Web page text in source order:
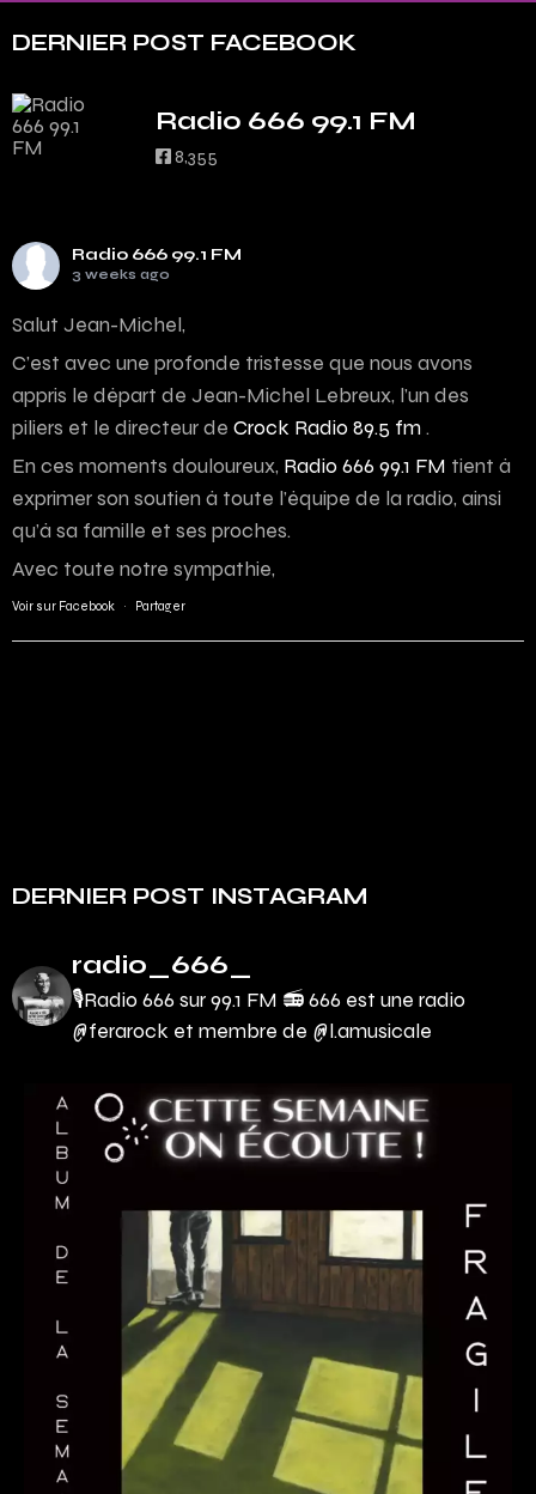
DERNIER POST FACEBOOK
Radio 666 99.1 FM
8,355
Radio 666 99.1 FM
3 weeks ago
Salut Jean-Michel,
C’est avec une profonde tristesse que nous avons
appris le départ de Jean-Michel Lebreux, l’un des
piliers et le directeur de Crock Radio 89.5 fm .
En ces moments douloureux, Radio 666 99.1 FM tient à
exprimer son soutien à toute l’équipe de la radio, ainsi
qu’à sa famille et ses proches.
Avec toute notre sympathie,
Voir sur Facebook · Partager
DERNIER POST INSTAGRAM
radio_666_
🎙Radio 666 sur 99.1 FM 📻666 est une radio
@ferarock et membre de @l.amusicale